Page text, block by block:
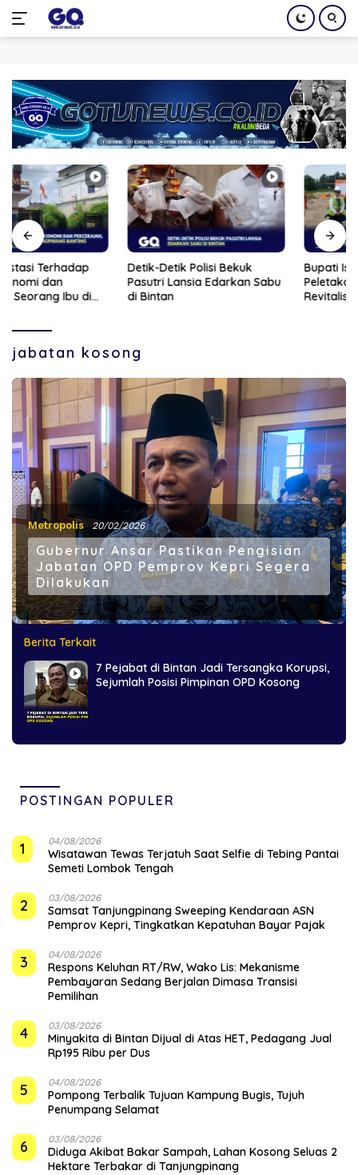
konten
Detik-Detik Polisi Bekuk
Pasutri Lansia Edarkan Sabu
di Bintan
Bupati Iskandarsyah Hadiri
Peletakan Batu Pertama
Revitalisasi Gedung BPS
jabatan kosong
Metropolis 20/02/2026
Gubernur Ansar Pastikan Pengisian
Jabatan OPD Pemprov Kepri Segera
Dilakukan
Berita Terkait
7 Pejabat di Bintan Jadi Tersangka Korupsi,
Sejumlah Posisi Pimpinan OPD Kosong
POSTINGAN POPULER
1 04/08/2026
Wisatawan Tewas Terjatuh Saat Selfie di Tebing Pantai
Semeti Lombok Tengah
2 03/08/2026
Samsat Tanjungpinang Sweeping Kendaraan ASN
Pemprov Kepri, Tingkatkan Kepatuhan Bayar Pajak
3 04/08/2026
‎Respons Keluhan RT/RW, Wako Lis: Mekanisme
Pembayaran Sedang Berjalan Dimasa Transisi
Pemilihan
4 03/08/2026
Minyakita di Bintan Dijual di Atas HET, Pedagang Jual
Rp195 Ribu per Dus
5 04/08/2026
Pompong Terbalik Tujuan Kampung Bugis, Tujuh
Penumpang Selamat
6 03/08/2026
Diduga Akibat Bakar Sampah, Lahan Kosong Seluas 2
Hektare Terbakar di Tanjungpinang